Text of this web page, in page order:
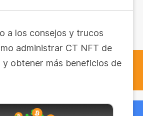
a los consejos y trucos
administrar CT NFT de
obtener más beneficios de